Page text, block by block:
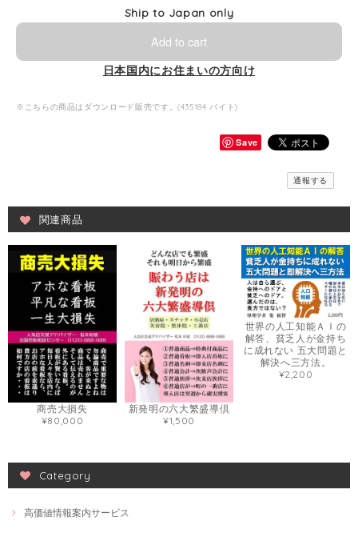
Ship to Japan only
Add to cart
日本国内にお住まいの方向け
※こちらの商品はダウンロード販売です。(435184 バイト)
Save
通報する
関連商品
商売大損失
¥80,000
新発明の六大繁盛導倶
¥1,500
世界の人工知能ＡＩの
解答、貧乏人が金持ち
に成れない 五大問題と
解決へ三方法。
¥2,200
Category
高価値情報案内サービス